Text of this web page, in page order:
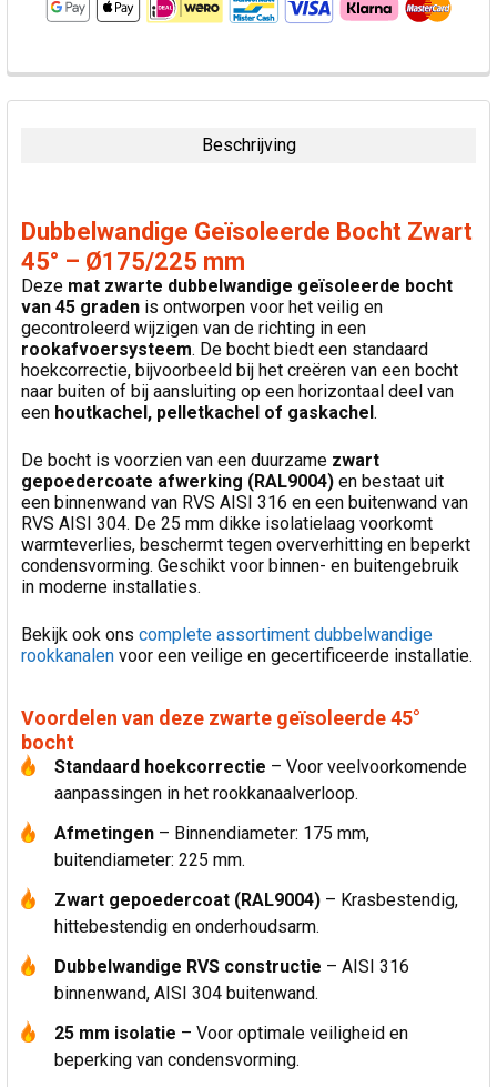
VAAK
SAMEN
VOEG
GESELECTEERDE
TOE AAN
WINKELWAGEN
Beschrijving
Dubbelwandige Geïsoleerde Bocht Zwart
45° – Ø175/225 mm
Deze mat zwarte dubbelwandige geïsoleerde bocht
van 45 graden is ontworpen voor het veilig en
gecontroleerd wijzigen van de richting in een
rookafvoersysteem. De bocht biedt een standaard
hoekcorrectie, bijvoorbeeld bij het creëren van een bocht
naar buiten of bij aansluiting op een horizontaal deel van
een houtkachel, pelletkachel of gaskachel.
De bocht is voorzien van een duurzame zwart
gepoedercoate afwerking (RAL9004) en bestaat uit
een binnenwand van RVS AISI 316 en een buitenwand van
RVS AISI 304. De 25 mm dikke isolatielaag voorkomt
warmteverlies, beschermt tegen oververhitting en beperkt
condensvorming. Geschikt voor binnen- en buitengebruik
in moderne installaties.
Bekijk ook ons complete assortiment dubbelwandige
rookkanalen voor een veilige en gecertificeerde installatie.
Voordelen van deze zwarte geïsoleerde 45°
bocht
Standaard hoekcorrectie – Voor veelvoorkomende
aanpassingen in het rookkanaalverloop.
Afmetingen – Binnendiameter: 175 mm,
buitendiameter: 225 mm.
Zwart gepoedercoat (RAL9004) – Krasbestendig,
hittebestendig en onderhoudsarm.
Dubbelwandige RVS constructie – AISI 316
binnenwand, AISI 304 buitenwand.
25 mm isolatie – Voor optimale veiligheid en
beperking van condensvorming.